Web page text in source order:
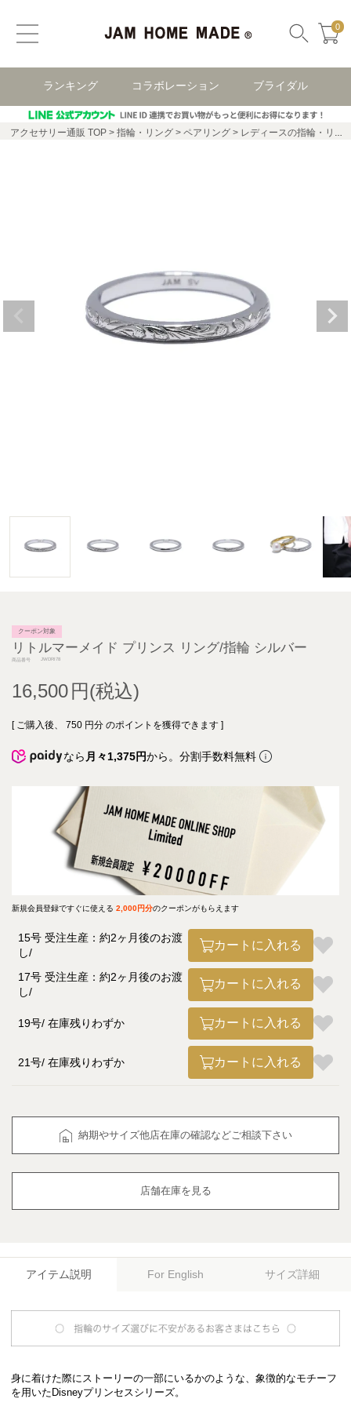
0
ランキング コラボレーション ブライダル
アクセサリー通販 TOP 指輪・リング ペアリング レディースの指輪・リング
クーポン対象
リトルマーメイド プリンス リング/指輪 シルバー
商品番号 JWDRI78
16,500
[ ご購入後、 750 円分 のポイントを獲得できます ]
なら 月々1,375円から。分割手数料無料
新規会員登録ですぐに使える 2,000円分のクーポンがもらえます
15号 受注生産：約2ヶ月後のお渡
し
カートに入れる
17号 受注生産：約2ヶ月後のお渡
し
カートに入れる
19号 在庫残りわずか カートに入れる
21号 在庫残りわずか カートに入れる
納期やサイズ他店在庫の確認などご相談下さい
店舗在庫を見る
アイテム説明 For English サイズ詳細
身に着けた際にストーリーの一部にいるかのような、象徴的なモチーフ
を用いたDisneyプリンセスシリーズ。